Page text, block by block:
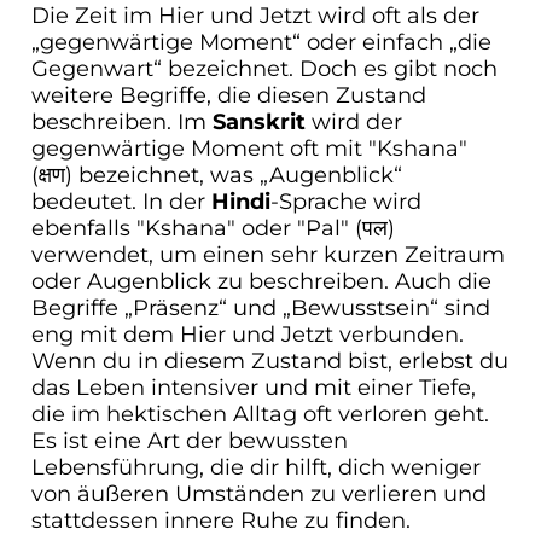
Die Zeit im Hier und Jetzt wird oft als der
„gegenwärtige Moment“ oder einfach „die
Gegenwart“ bezeichnet. Doch es gibt noch
weitere Begriffe, die diesen Zustand
beschreiben. Im Sanskrit wird der
gegenwärtige Moment oft mit "Kshana"
(क्षण) bezeichnet, was „Augenblick“
bedeutet. In der Hindi-Sprache wird
ebenfalls "Kshana" oder "Pal" (पल)
verwendet, um einen sehr kurzen Zeitraum
oder Augenblick zu beschreiben. Auch die
Begriffe „Präsenz“ und „Bewusstsein“ sind
eng mit dem Hier und Jetzt verbunden.
Wenn du in diesem Zustand bist, erlebst du
das Leben intensiver und mit einer Tiefe,
die im hektischen Alltag oft verloren geht.
Es ist eine Art der bewussten
Lebensführung, die dir hilft, dich weniger
von äußeren Umständen zu verlieren und
stattdessen innere Ruhe zu finden.